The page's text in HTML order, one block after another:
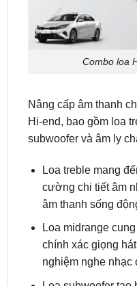
Combo loa
Nâng cấp âm thanh
subwoofer và âm ly
Loa treble mang
âm thanh sống
Loa midrange cung
chính xác giọng hát
nghiệm nghe nhạc
Loa subwoofer tạo
tăng cường sức